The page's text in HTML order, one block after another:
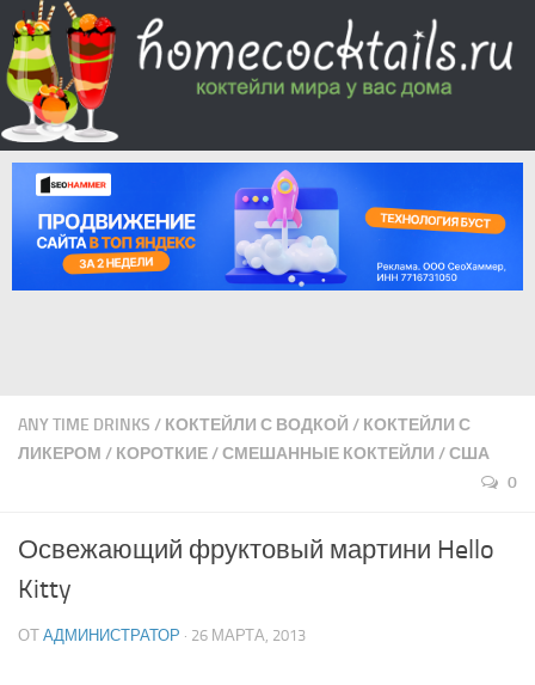
ANY TIME DRINKS / КОКТЕЙЛИ С ВОДКОЙ / КОКТЕЙЛИ С
ЛИКЕРОМ / КОРОТКИЕ/СМЕШАННЫЕ КОКТЕЙЛИ /США
0
Освежающий фруктовый мартини Hello
Kitty
ОТ АДМИНИСТРАТОР · 26 МАРТА, 2013